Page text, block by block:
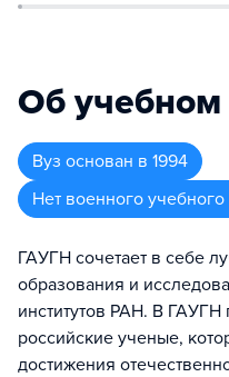
Об учебном
Вуз основан в 1994
Нет военного учебного
ГАУГН сочетает в себе
образования и
институтов РАН. В
российские ученые,
достижения